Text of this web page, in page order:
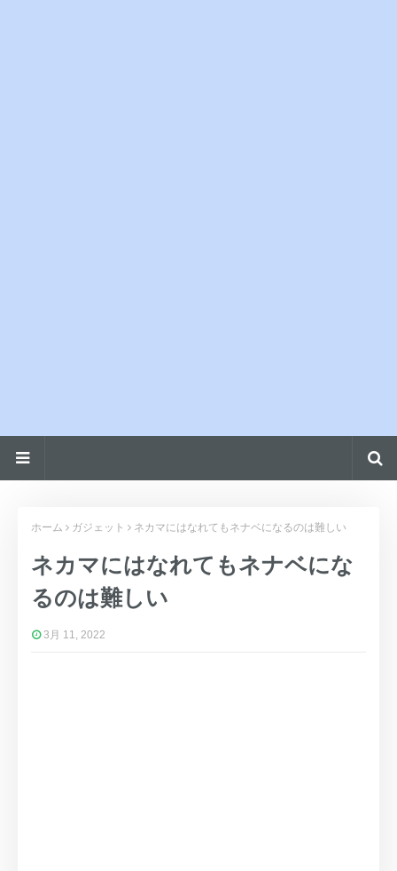
ホーム ガジェット ネカマにはなれてもネナベになるのは難しい
ネカマにはなれてもネナベにな
るのは難しい
3月 11, 2022